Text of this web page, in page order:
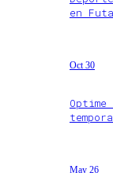
en
Oct 30
May 26